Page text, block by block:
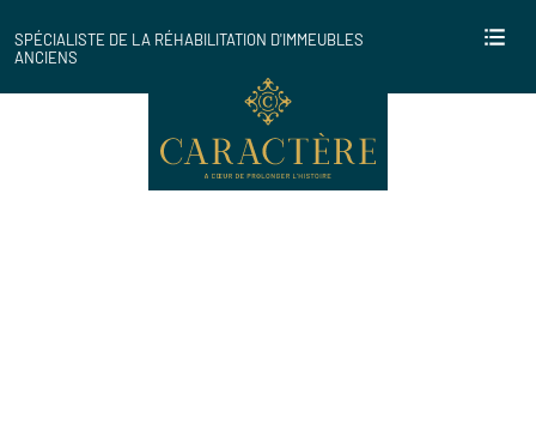
SPÉCIALISTE DE LA RÉHABILITATION D'IMMEUBLES
ANCIENS